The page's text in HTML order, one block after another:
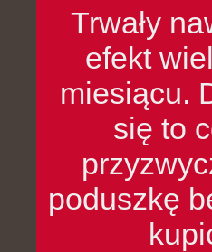
Trwały
efekt
miesiącu.
się to
poduszkę